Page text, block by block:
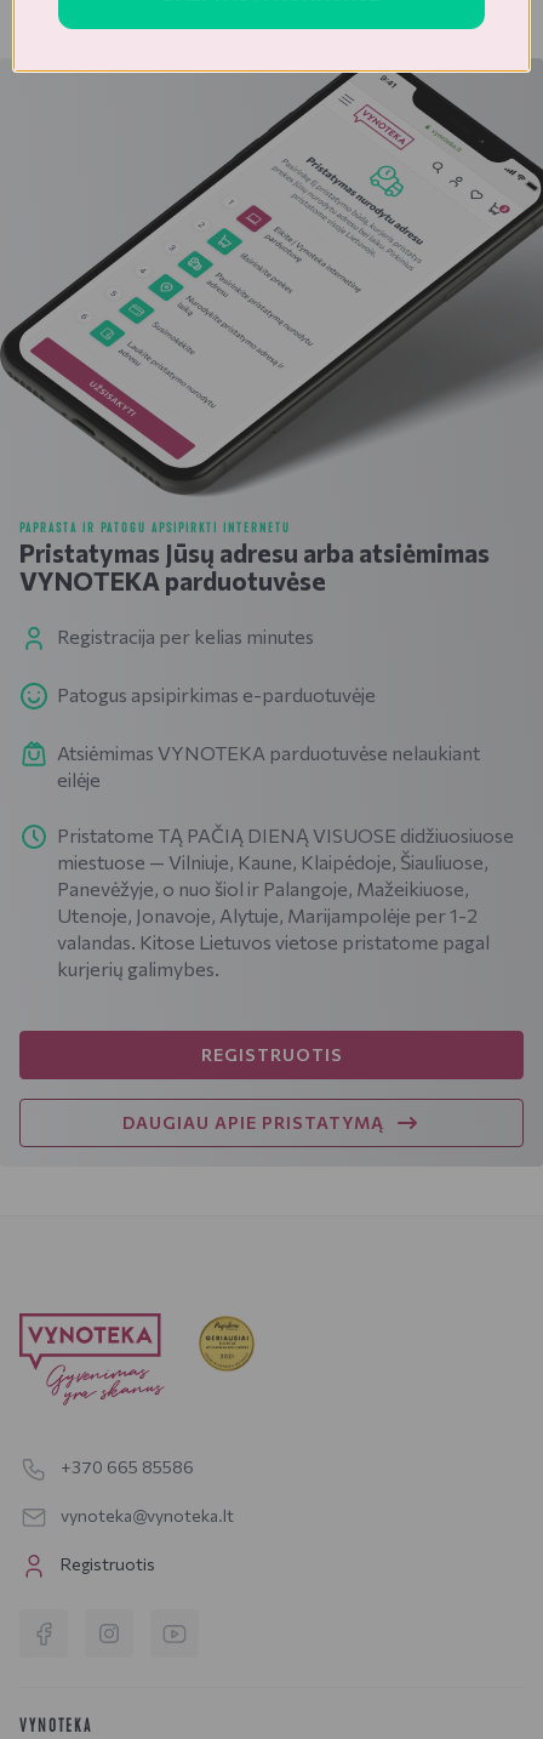
PAPRASTA IR PATOGU APSIPIRKTI INTERNETU
Pristatymas Jūsų adresu arba atsiėmimas
VYNOTEKA parduotuvėse
Registracija per kelias minutes
Patogus apsipirkimas e-parduotuvėje
Atsiėmimas VYNOTEKA parduotuvėse nelaukiant
eilėje
Pristatome TĄ PAČIĄ DIENĄ VISUOSE didžiuosiuose
miestuose — Vilniuje, Kaune, Klaipėdoje, Šiauliuose,
Panevėžyje, o nuo šiol ir Palangoje, Mažeikiuose,
Utenoje, Jonavoje, Alytuje, Marijampolėje per 1-2
valandas. Kitose Lietuvos vietose pristatome pagal
kurjerių galimybes.
REGISTRUOTIS
DAUGIAU APIE PRISTATYMĄ
+370 665 85586
vynoteka@vynoteka.lt
Registruotis
VYNOTEKA